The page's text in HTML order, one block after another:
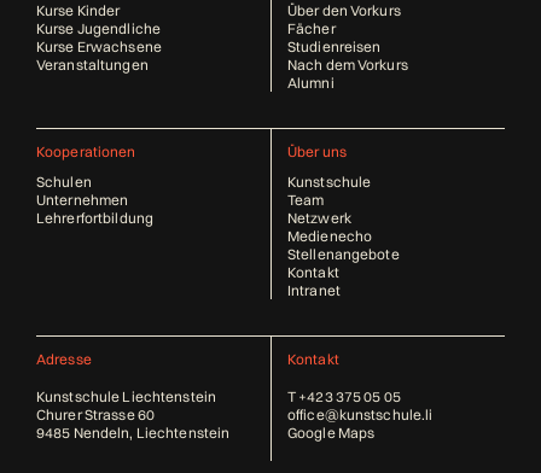
Kurse Kinder
Kurse Jugendliche
Kurse Erwachsene
Veranstaltungen
Über den Vorkurs
Fächer
Studienreisen
Nach dem Vorkurs
Alumni
Kooperationen
Schulen
Unternehmen
Lehrerfortbildung
Über uns
Kunstschule
Team
Netzwerk
Medienecho
Stellenangebote
Kontakt
Intranet
Adresse
Kunstschule Liechtenstein
Churer Strasse 60
9485 Nendeln, Liechtenstein
Kontakt
T +423 375 05 05
office@kunstschule.li
Google Maps